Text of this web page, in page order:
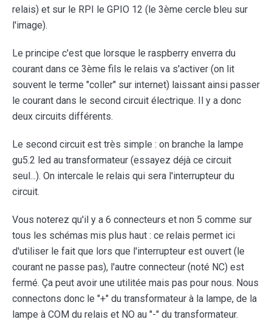
relais) et sur le RPI le GPIO 12 (le 3ème cercle bleu sur
l'image).
Le principe c'est que lorsque le raspberry enverra du
courant dans ce 3ème fils le relais va s'activer (on lit
souvent le terme "coller" sur internet) laissant ainsi passer
le courant dans le second circuit électrique. Il y a donc
deux circuits différents.
Le second circuit est très simple : on branche la lampe
gu5.2 led au transformateur (essayez déjà ce circuit
seul...). On intercale le relais qui sera l'interrupteur du
circuit.
Vous noterez qu'il y a 6 connecteurs et non 5 comme sur
tous les schémas mis plus haut : ce relais permet ici
d'utiliser le fait que lors que l'interrupteur est ouvert (le
courant ne passe pas), l'autre connecteur (noté NC) est
fermé. Ça peut avoir une utilitée mais pas pour nous. Nous
connectons donc le "+" du transformateur à la lampe, de la
lampe à COM du relais et NO au "-" du transformateur.